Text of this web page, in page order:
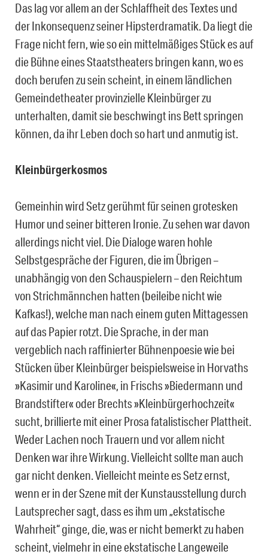
Das lag vor allem an der Schlaffheit des Textes und
der Inkonsequenz seiner Hipsterdramatik. Da liegt die
Frage nicht fern, wie so ein mittelmäßiges Stück es auf
die Bühne eines Staatstheaters bringen kann, wo es
doch berufen zu sein scheint, in einem ländlichen
Gemeindetheater provinzielle Kleinbürger zu
unterhalten, damit sie beschwingt ins Bett springen
können, da ihr Leben doch so hart und anmutig ist.
Kleinbürgerkosmos
Gemeinhin wird Setz gerühmt für seinen grotesken
Humor und seiner bitteren Ironie. Zu sehen war davon
allerdings nicht viel. Die Dialoge waren hohle
Selbstgespräche der Figuren, die im Übrigen –
unabhängig von den Schauspielern – den Reichtum
von Strichmännchen hatten (beileibe nicht wie
Kafkas!), welche man nach einem guten Mittagessen
auf das Papier rotzt. Die Sprache, in der man
vergeblich nach raffinierter Bühnenpoesie wie bei
Stücken über Kleinbürger beispielsweise in Horvaths
»Kasimir und Karoline«, in Frischs »Biedermann und
Brandstifter« oder Brechts »Kleinbürgerhochzeit«
sucht, brillierte mit einer Prosa fatalistischer Plattheit.
Weder Lachen noch Trauern und vor allem nicht
Denken war ihre Wirkung. Vielleicht sollte man auch
gar nicht denken. Vielleicht meinte es Setz ernst,
wenn er in der Szene mit der Kunstausstellung durch
Lautsprecher sagt, dass es ihm um „ekstatische
Wahrheit“ ginge, die, was er nicht bemerkt zu haben
scheint, vielmehr in eine ekstatische Langeweile